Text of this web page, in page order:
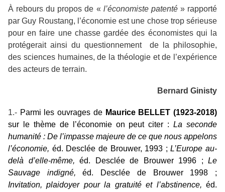
À rebours du propos de « l’économiste patenté » rapporté
par Guy Roustang, l’économie est une chose trop sérieuse
pour en faire une chasse gardée des économistes qui la
protégerait ainsi du questionnement de la philosophie,
des sciences humaines, de la théologie et de l’expérience
des acteurs de terrain.
Bernard Ginisty
1.- Parmi les ouvrages de Maurice BELLET (1923-2018)
sur le thème de l’économie on peut citer :La seconde
humanité : De l’impasse majeure de ce que nous appelons
l’économie, éd. Desclée de Brouwer, 1993 ;L’Europe au-
delà d’elle-même, éd. Desclée de Brouwer 1996 ; Le
Sauvage indigné,éd. Desclée de Brouwer 1998 ;
Invitation, plaidoyer pour la gratuité et l’abstinence, éd.